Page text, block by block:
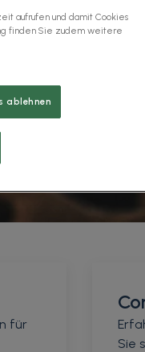
für
Sie
aufrufen und damit Cookies
finden Sie zudem weitere
ablehnen